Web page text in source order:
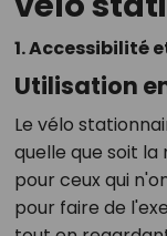
1. Accessibilité
Utilisation
Le vélo
quelle que soit
pour ceux qui
pour faire de